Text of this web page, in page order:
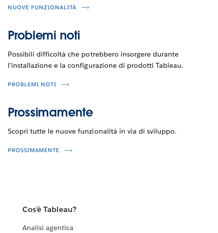
NUOVE FUNZIONALITÀ
Problemi noti
Possibili difficoltà che potrebbero insorgere durante
l'installazione e la configurazione di prodotti Tableau.
PROBLEMI NOTI
Prossimamente
Scopri tutte le nuove funzionalità in via di sviluppo.
PROSSIMAMENTE
Cos'è Tableau?
Analisi agentica